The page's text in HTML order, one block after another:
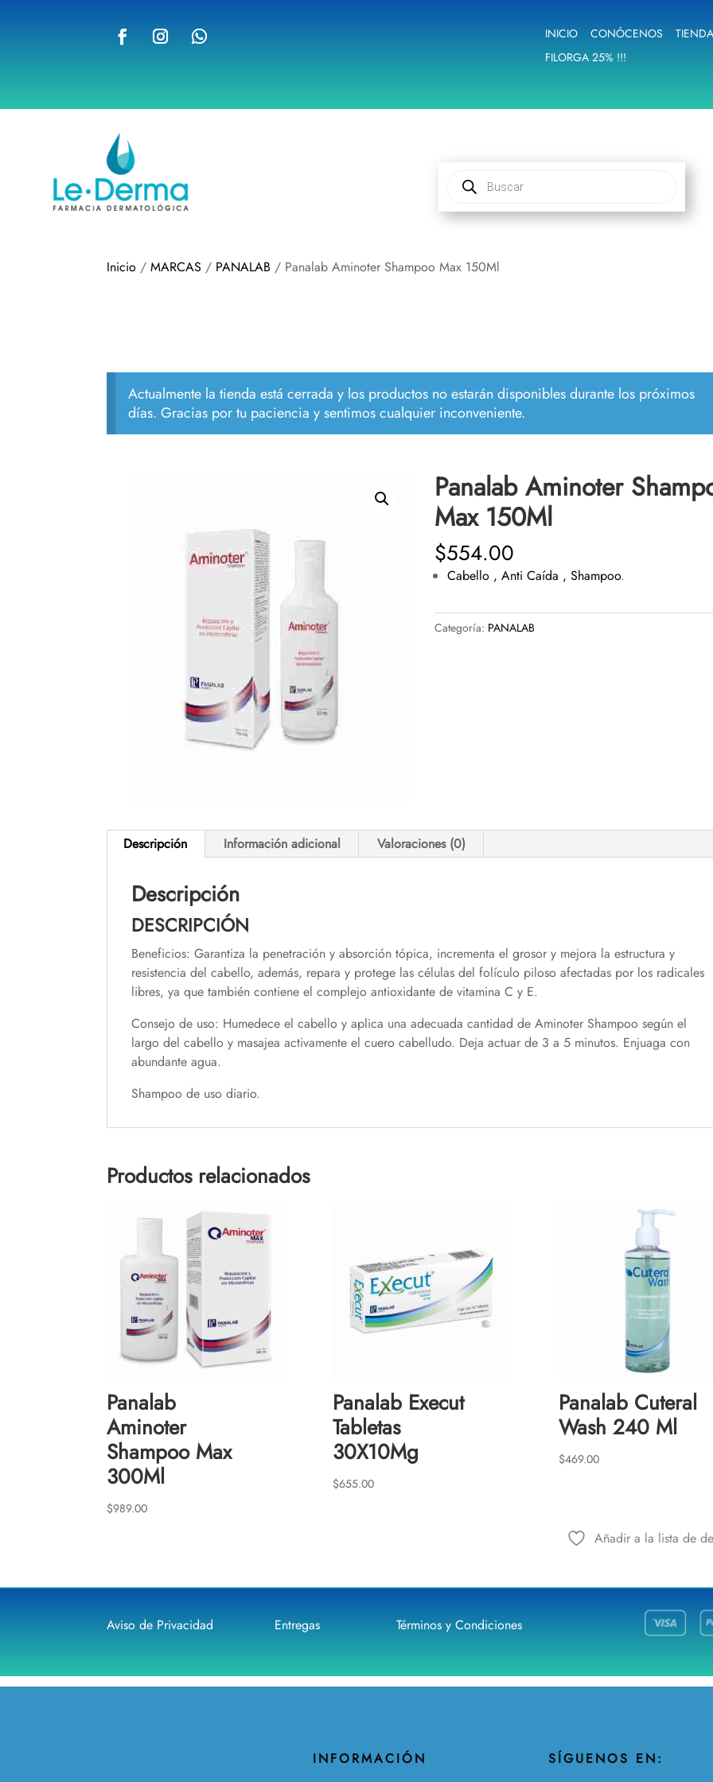
INICIO CONÓCENOS
FILORGA 25% !!!
Búsqueda
Inicio /MARCAS / PANALAB / Panalab Aminoter Shampoo Max 150Ml
Actualmente la tienda está cerrada y los productos no estarán disponibles durante los próximos
días. Gracias por tu paciencia y sentimos cualquier inconveniente.
Panalab Aminoter
Max 150Ml
$554.00
Cabello ,Anti Caída ,Shampoo.
Añadir a la lista de
Categoría: PANALAB
Descripción Información adicional Valoraciones (0)
Descripción
DESCRIPCIÓN
Beneficios: Garantiza la penetración y absorción tópica, incrementa el grosor y mejora la estructura y
resistencia del cabello, además, repara y protege las células del folículo piloso afectadas por los radicales
libres, ya que también contiene el complejo antioxidante de vitamina C y E.
Consejo de uso: Humedece el cabello y aplica una adecuada cantidad de Aminoter Shampoo según el
largo del cabello y masajea activamente el cuero cabelludo. Deja actuar de 3 a 5 minutos. Enjuaga con
abundante agua.
Shampoo de uso diario.
Productos relacionados
Panalab
Aminoter
Shampoo Max
300Ml
$989.00
Panalab Execut
Tabletas
30X10Mg
$655.00
Panalab Cuteral
Wash 240 Ml
$469.00
Aviso de Privacidad Entregas Términos y Condiciones
INFORMACIÓN SÍGUENOS EN: